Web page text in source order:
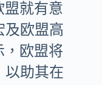
盟就有意
及欧盟高
，欧盟将
以助其在